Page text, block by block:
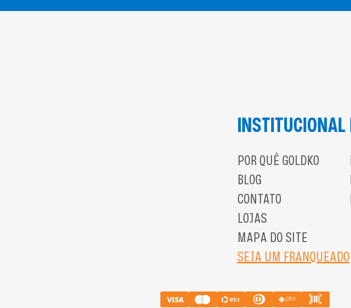
INSTITUCIONAL
POR QUÊ GOLDKO
BLOG
CONTATO
LOJAS
MAPA DO SITE
SEJA UM FRANQUEADO